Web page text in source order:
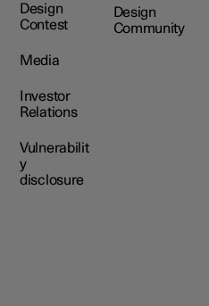
Design
Contest
Media
Investor
Relations
Vulnerabilit
y
disclosure
Design
Community